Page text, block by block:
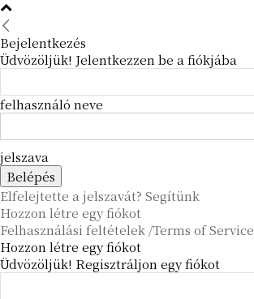
Bejelentkezés
Üdvözöljük! Jelentkezzen be a fiókjába
felhasználó neve
jelszava
Elfelejtette a jelszavát? Segítünk
Hozzon létre egy fiókot
Felhasználási feltételek /Terms of Service
Hozzon létre egy fiókot
Üdvözöljük! Regisztráljon egy fiókot